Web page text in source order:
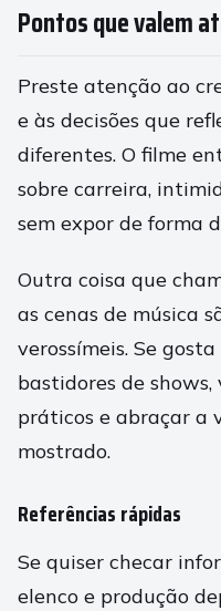
Pontos que valem
Preste atenção ao
e às decisões que
diferentes. O filme
sobre carreira,
sem expor de forma
Outra coisa que
as cenas de música
verossímeis. Se
bastidores de
práticos e abraçar a
mostrado.
Referências rápidas
Se quiser checar
elenco e produção